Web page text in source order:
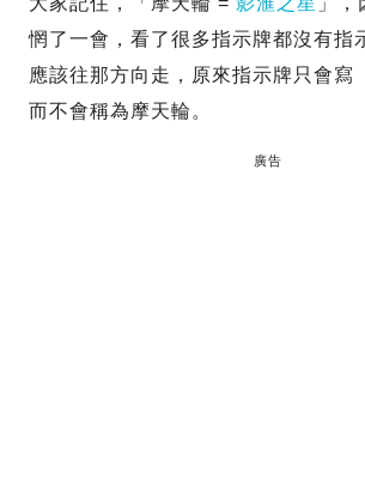
惘了一會，看了很多指示牌都沒有指
應該往那方向走，原來指示牌只會寫
而不會稱為摩天輪。
廣告